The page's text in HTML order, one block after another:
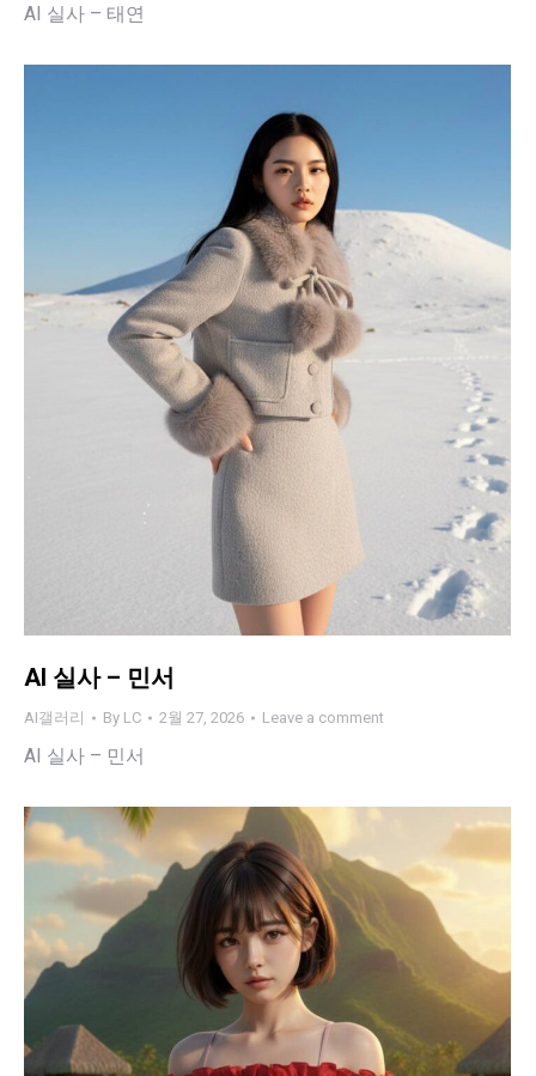
AI 실사 – 태연
AI 실사 – 민서
AI갤러리 By LC 2월 27, 2026 Leave a comment
AI 실사 – 민서